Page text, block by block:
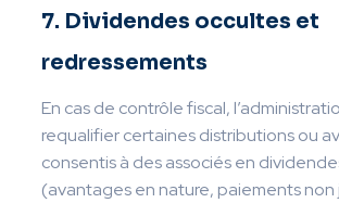
7. Dividendes occultes et
redressements
En cas de contrôle fiscal,
requalifier certaines distributions ou
consentis à des associés en
(avantages en nature, paiements non